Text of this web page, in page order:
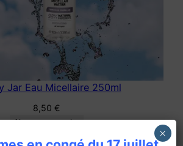
Jar Eau Micellaire 250ml
8,50 €
Ajouter au panier
×